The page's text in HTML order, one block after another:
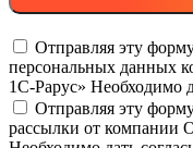
Отправляя эту
персональных данных
1С-Рарус» Необходимо
Отправляя эту
рассылки от